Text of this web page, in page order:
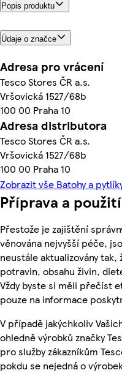
Popis produktu
Údaje o značce
Adresa pro vrácení
Tesco Stores ČR a.s.
Vršovická 1527/68b
100 00 Praha 10
Adresa distributora
Tesco Stores ČR a.s.
Vršovická 1527/68b
100 00 Praha 10
Zobrazit vše Batohy a
Příprava a použití
Přestože je zajištění
věnována nejvyšší péče,
neustále aktualizovány
potravin, obsahu živin,
Vždy byste si měli přečíst
pouze na informace
V případě jakýchkoliv
ohledně výrobků značky
pro služby zákazníkům
pokdu se nejedná o